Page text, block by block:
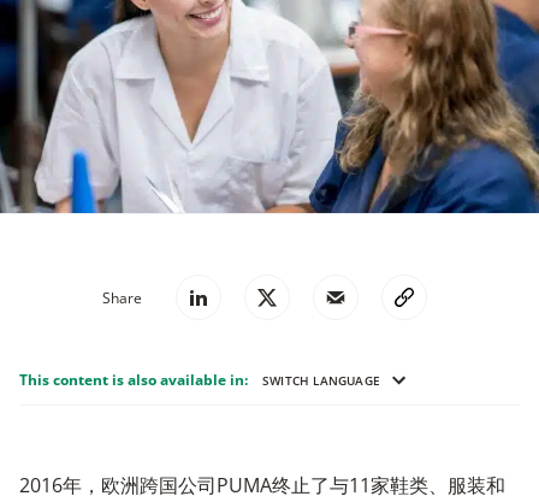
Share
This content is also available in: SWITCH LANGUAGE
2016年，欧洲跨国公司PUMA终止了与11家鞋类、服装和